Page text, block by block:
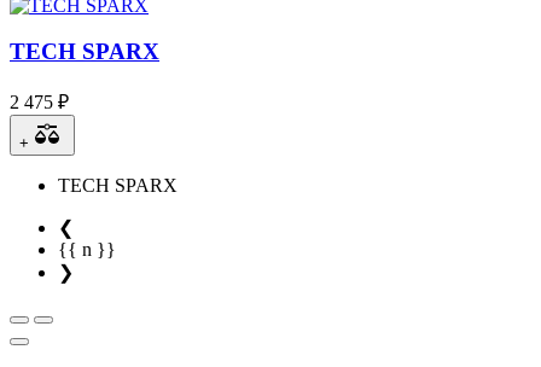
TECH SPARX
2 475 ₽
+
TECH SPARX
❮
{{ n }}
❯